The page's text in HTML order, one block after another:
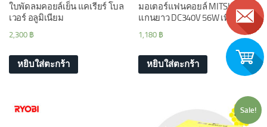
ใบพัดลมคอยล์เย็น แคเรียร์ โบล
เวอร์ อลูมิเนียม
2,300 ฿
หยิบใส่ตะกร้า
มอเตอร์แฟนคอยล์ MITSUBISHI
แกนยาว DC340V 56W เทียบ
1,180 ฿
หยิบใส่ตะกร้า
Sale!